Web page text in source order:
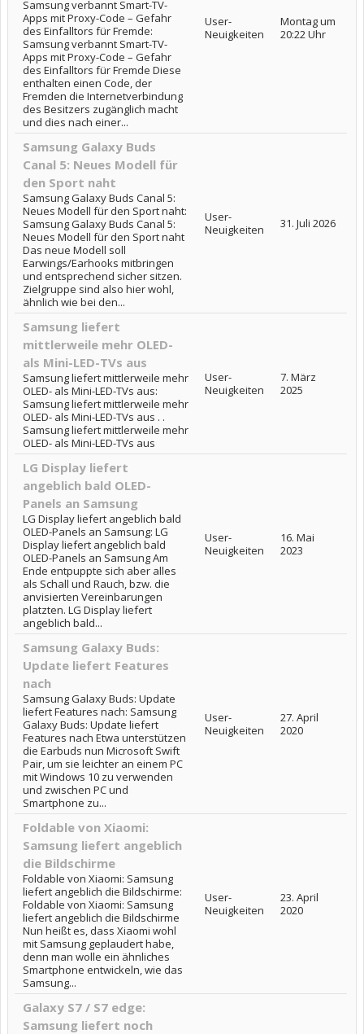
Samsung verbannt Smart-TV-
Apps mit Proxy-Code – Gefahr
des Einfalltors für Fremde:
Samsung verbannt Smart-TV-
Apps mit Proxy-Code – Gefahr
des Einfalltors für Fremde Diese
enthalten einen Code, der
Fremden die Internetverbindung
des Besitzers zugänglich macht
und dies nach einer...
User-
Neuigkeiten
Montag um
20:22 Uhr
Samsung Galaxy Buds
Canal 5: Neues Modell für
den Sport naht
Samsung Galaxy Buds Canal 5:
Neues Modell für den Sport naht:
Samsung Galaxy Buds Canal 5:
Neues Modell für den Sport naht
Das neue Modell soll
Earwings/Earhooks mitbringen
und entsprechend sicher sitzen.
Zielgruppe sind also hier wohl,
ähnlich wie bei den...
User-
Neuigkeiten
31. Juli 2026
Samsung liefert
mittlerweile mehr OLED-
als Mini-LED-TVs aus
Samsung liefert mittlerweile mehr
OLED- als Mini-LED-TVs aus:
Samsung liefert mittlerweile mehr
OLED- als Mini-LED-TVs aus . .
Samsung liefert mittlerweile mehr
OLED- als Mini-LED-TVs aus
User-
Neuigkeiten
7. März
2025
LG Display liefert
angeblich bald OLED-
Panels an Samsung
LG Display liefert angeblich bald
OLED-Panels an Samsung: LG
Display liefert angeblich bald
OLED-Panels an Samsung Am
Ende entpuppte sich aber alles
als Schall und Rauch, bzw. die
anvisierten Vereinbarungen
platzten. LG Display liefert
angeblich bald...
User-
Neuigkeiten
16. Mai
2023
Samsung Galaxy Buds:
Update liefert Features
nach
Samsung Galaxy Buds: Update
liefert Features nach: Samsung
Galaxy Buds: Update liefert
Features nach Etwa unterstützen
die Earbuds nun Microsoft Swift
Pair, um sie leichter an einem PC
mit Windows 10 zu verwenden
und zwischen PC und
Smartphone zu...
User-
Neuigkeiten
27. April
2020
Foldable von Xiaomi:
Samsung liefert angeblich
die Bildschirme
Foldable von Xiaomi: Samsung
liefert angeblich die Bildschirme:
Foldable von Xiaomi: Samsung
liefert angeblich die Bildschirme
Nun heißt es, dass Xiaomi wohl
mit Samsung geplaudert habe,
denn man wolle ein ähnliches
Smartphone entwickeln, wie das
Samsung...
User-
Neuigkeiten
23. April
2020
Galaxy S7 / S7 edge:
Samsung liefert noch